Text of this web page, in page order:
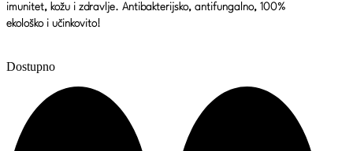
imunitet, kožu i zdravlje. Antibakterijsko, antifungalno, 100%
ekološko i učinkovito!
Dostupno